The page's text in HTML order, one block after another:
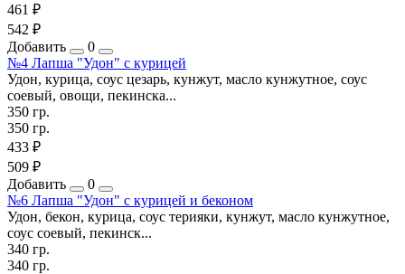
461 ₽
542 ₽
Добавить
0
№4 Лапша "Удон" с курицей
Удон, курица, соус цезарь, кунжут, масло кунжутное, соус
соевый, овощи, пекинска...
350 гр.
350 гр.
433 ₽
509 ₽
Добавить
0
№6 Лапша "Удон" с курицей и беконом
Удон, бекон, курица, соус терияки, кунжут, масло кунжутное,
соус соевый, пекинск...
340 гр.
340 гр.